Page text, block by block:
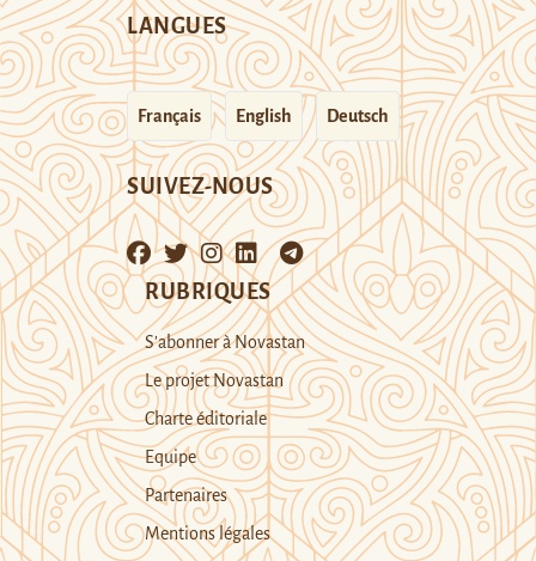
LANGUES
Français English Deutsch
SUIVEZ-NOUS
RUBRIQUES
S’abonner à Novastan
Le projet Novastan
Charte éditoriale
Equipe
Partenaires
Mentions légales